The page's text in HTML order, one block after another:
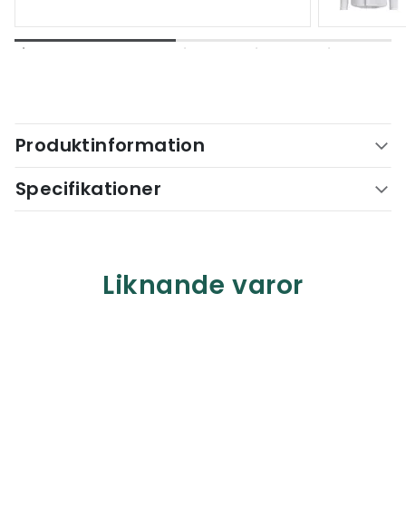
Produktinformation
Specifikationer
Liknande varor